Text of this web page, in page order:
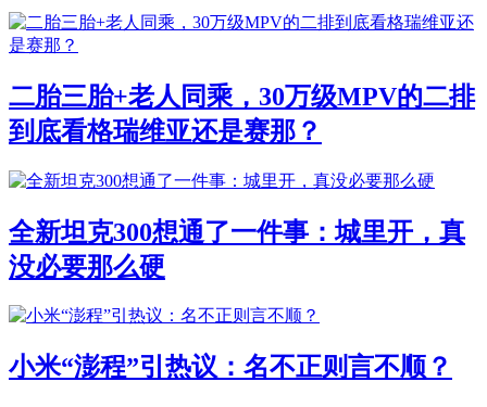
二胎三胎+老人同乘，30万级MPV的二排
到底看格瑞维亚还是赛那？
全新坦克300想通了一件事：城里开，真
没必要那么硬
小米“澎程”引热议：名不正则言不顺？